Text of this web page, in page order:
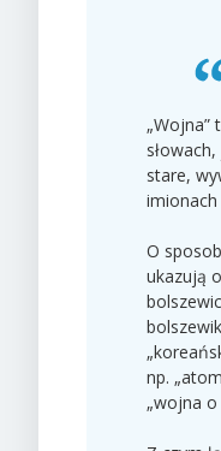
stare,
O
ukazują
np.
„wojna o